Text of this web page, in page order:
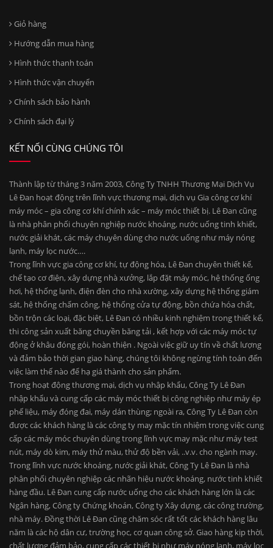
Giỏ hàng
Hướng dẫn mua hàng
Hình thức thanh toán
Hình thức vận chuyển
Chính sách bảo hành
Chính sách đại lý
KẾT NỐI CÙNG CHÚNG TÔI
Thành lập từ tháng 3 năm 2003, Công Ty TNHH Thương Mại Dịch Vụ
Lê Đan hoạt động trên lĩnh vực thương mại, dịch vụ Gia công cơ khí
máy móc – gia công cơ khí chính xác – máy móc thiết bị. Lê Đan cũng
là nhà phân phối chuyên nghiệp nước khoáng, nước uống tinh khiết,
nước giải khát, các máy chuyên dùng cho nước uống như máy nóng
lạnh, máy lọc nước….
Trong lĩnh vực gia công cơ khí, tự động hóa, Lê Đan chuyên thiết kế,
chế tạo cơ điện, xây dựng nhà xưởng, lắp đặt máy móc, hệ thống ống
hơi, hệ thống lạnh, điện đèn cho nhà xường, xây dựng hệ thống giám
sát, hệ thống chấm công, hệ thống cửa tự động, bồn chứa hóa chất,
bồn trộn các loại, đặc biệt, Lê Đan có nhiều kinh nghiệm trong thiết kế,
thi công sản xuất băng chuyền băng tải , kết hợp với các máy móc tự
động ở khâu đóng gói, hoàn thiện . Ngoài việc giữ uy tín về chất lượng
và đảm bảo thời gian giao hàng, chúng tôi không ngừng tính toán đến
việc làm thế nào để hạ giá thành cho sản phẩm.
Trong hoạt động thương mại, dịch vụ nhập khẩu, Công Ty Lê Đan
nhập khẩu và cung cấp các máy móc thiết bị công nghiệp như máy ép
phế liệu, máy đóng đai, máy dán thùng; ngoài ra, Công Ty Lê Đan còn
được các khách hàng là các công ty may mặc tín nhiệm trong việc cung
cấp các máy móc chuyên dùng trong lĩnh vực may mặc như máy test
nút, máy dò kim, máy thử màu, thử độ bền vải, ..v.v. cho ngành may.
Trong lĩnh vực nước khoáng, nước giải khát, Công Ty Lê Đan là nhà
phân phối chuyên nghiệp các nhãn hiệu nước khoáng, nước tinh khiết
hàng đầu. Lê Đan cung cấp nước uống cho các khách hàng lớn là các
Ngân hàng, Công ty Chứng khoán, Công ty Xây dựng, các công trường,
nhà máy. Đồng thời Lê Đan cũng chăm sóc rất tốt các khách hàng lâu
năm là các hộ dân cư, trường học, cơ quan công sở. Giao hàng kịp thời,
chất lượng đảm bảo, cung cấp các thiết bị như máy nóng lạnh, máy lọc